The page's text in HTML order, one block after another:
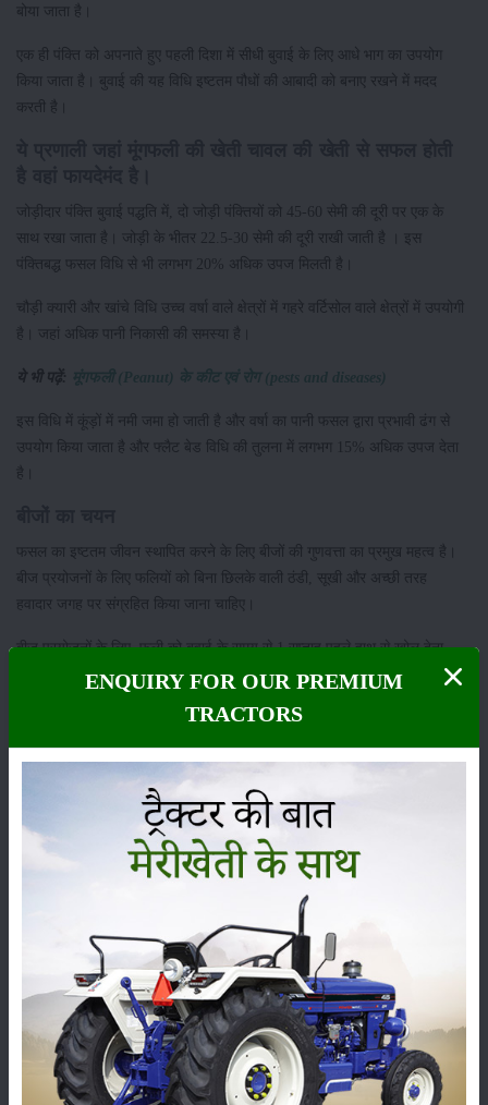
बोया जाता है।
एक ही पंक्ति को अपनाते हुए पहली दिशा में सीधी बुवाई के लिए आधे भाग का उपयोग
किया जाता है। बुवाई की यह विधि इष्टतम पौधों की आबादी को बनाए रखने में मदद
करती है।
जोड़ीदार पंक्ति बुवाई पद्धति में, दो जोड़ी पंक्तियों को 45-60 सेमी की दूरी पर एक के
साथ रखा जाता है। जोड़ी के भीतर 22.5-30 सेमी की दूरी राखी जाती है । इस
पंक्तिबद्ध फसल विधि से भी लगभग 20% अधिक उपज मिलती है।
चौड़ी क्यारी और खांचे विधि उच्च वर्षा वाले क्षेत्रों में गहरे वर्टिसोल वाले क्षेत्रों में उपयोगी
है। जहां अधिक पानी निकासी की समस्या है।
ये भी पढ़ें: मूंगफली (Peanut) के कीट एवं रोग (pests and diseases)
इस विधि में कूंड़ों में नमी जमा हो जाती है और वर्षा का पानी फसल द्वारा प्रभावी ढंग से
उपयोग किया जाता है और फ्लैट बेड विधि की तुलना में लगभग 15% अधिक उपज देता
है।
फसल का इष्टतम जीवन स्थापित करने के लिए बीजों की गुणवत्ता का प्रमुख महत्व है।
बीज प्रयोजनों के लिए फलियों को बिना छिलके वाली ठंडी, सूखी और अच्छी तरह
हवादार जगह पर संग्रहित किया जाना चाहिए।
बीज प्रयोजनों के लिए, फली को बुवाई के समय से 1 सप्ताह पहले हाथ से खोल देना
चाहिए। सिकुड़े हुए, छोटे और रोगों ग्रषित बीज को त्यागें दे। बुवाई के लिए मोटे बीजों
बीज दर
बीज दर हमेशा दूरी, बीज के प्रकार और अंकुरण प्रतिशत पर निर्भर करती है।
अनुशंसित पौधों की जनसंख्या को बनाए रखने के लिए इष्टतम बीज दर का उपयोग
प्रमुख कारक है।
प्रसार प्रकार की किस्में: मूंगफली के आकार के अनुसार 30-40 किग्रा/एकड़
(GAUG-10) 80 किलोग्राम बीज/एकड़ की आवश्यकता होती है, जीजी-11 और एम
13 के लिए 40 किलोग्राम प्रति हेक्टेयर की आवश्यकता होती है।
बंच प्रकार की किस्में:मूंगफली के आकार के अनुसार 40 -50 किग्रा/एकड़ (जेएल 24
की आवश्यकता होती है) 50 किलोग्राम गिरी/एकड़ , जे 11 और जीजी 2 के लिए 100
किलोग्राम गिरी/ACER की आवश्यकता होती है।
श्रेणी
ENQUIRY FOR OUR PREMIUM
TRACTORS